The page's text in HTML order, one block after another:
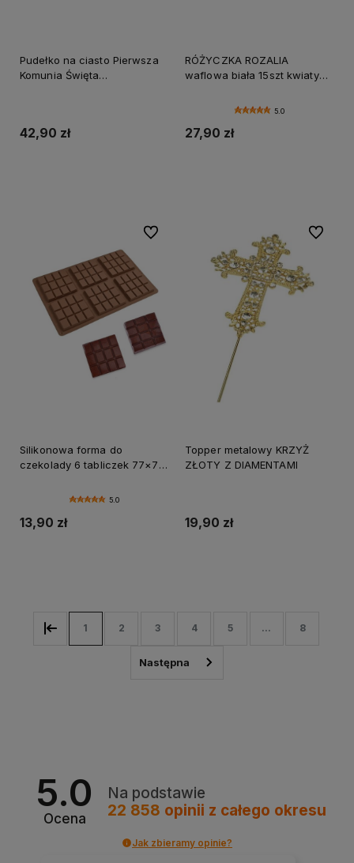
Pudełko na ciasto Pierwsza
Komunia Święta
42,90 zł
RÓŻYCZKA ROZALIA
waflowa biała 15szt kwiaty
5.0
27,90 zł
Silikonowa forma do
czekolady 6 tabliczek 77×77
5.0
13,90 zł
Do ulubionych
Topper metalowy KRZYŻ
ZŁOTY Z DIAMENTAMI
19,90 zł
Do
1 2 3 4 5 ... 8
5.0
Ocena
Na podstawie
22 858 opinii z całego okresu
Jak zbieramy opinie?